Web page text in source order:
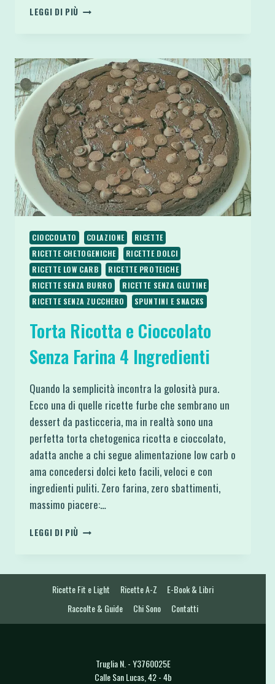
LEGGI DI PIÙ CESTINI
SENZA
GLUTINE
KETO
LOW
CARB
CIOCCOLATO COLAZIONE
RICETTE
RICETTE CHETOGENICHE
RICETTE DOLCI
RICETTE LOW CARB
RICETTE PROTEICHE
RICETTE SENZA BURRO
RICETTE SENZA GLUTINE
RICETTE SENZA ZUCCHERO
SPUNTINI E SNACKS
Torta Ricotta e Cioccolato
Senza Farina 4 Ingredienti
Quando la semplicità incontra la golosità pura.
Ecco una di quelle ricette furbe che sembrano un
dessert da pasticceria, ma in realtà sono una
perfetta torta chetogenica ricotta e cioccolato,
adatta anche a chi segue alimentazione low carb o
ama concedersi dolci keto facili, veloci e con
ingredienti puliti. Zero farina, zero sbattimenti,
massimo piacere:…
LEGGI DI PIÙ TORTA
FARINA
4
Ricette Fit e Light Ricette A-Z
E-Book & Libri
Raccolte & Guide
Chi Sono Contatti
Truglia N. - Y3760025E
Calle San Lucas, 42 - 4b